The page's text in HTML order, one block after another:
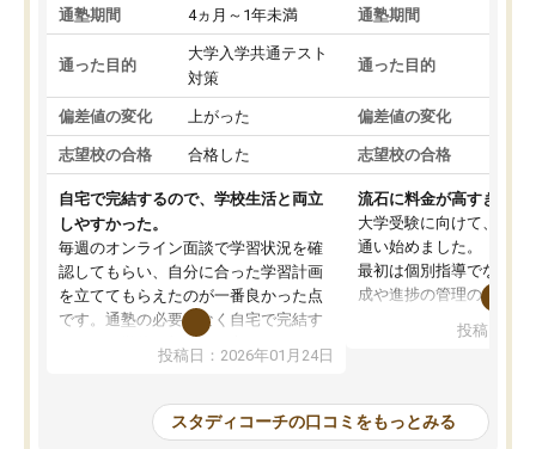
通塾期間 4ヵ月～1年未満
通った目的
大学入学共通テスト
対策
偏差値の変化 上がった
志望校の合格 合格した
自宅で完結するので、学校生活と両立
しやすかった。
毎週のオンライン面談で学習状況を確
認してもらい、自分に合った学習計画
を立ててもらえたのが一番良かった点
です。通塾の必要がなく自宅で完結す
たです。コーチが現役大学生で相談し
安も気軽に話せました。勉強習慣が身
についたと感じています。また、チャ
投稿日：2026年01月24日
通塾期間
通った目的
偏差値の変化
志望校の合格
流石に料金が高すぎる
大学受験に向けて、高2
通い始めました。
最初は個別指導でなく、
成や進捗の管理のみのコ
じ個別指導コースに変更
性が良くなかったです。
モチベーションが上がら
投稿日：
スタディコーチの口コミをもっとみる